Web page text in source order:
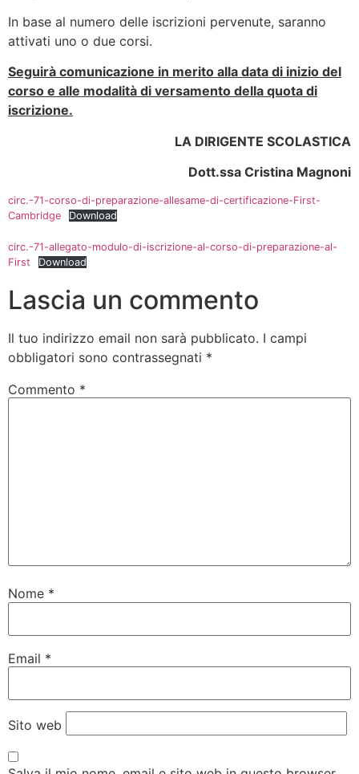
In base al numero delle iscrizioni pervenute, saranno
attivati uno o due corsi.
Seguirà comunicazione in merito alla data di inizio del
corso e alle modalità di versamento della quota di
iscrizione.
LA DIRIGENTE SCOLASTICA
Dott.ssa Cristina Magnoni
circ.-71-corso-di-preparazione-allesame-di-certificazione-First-
Cambridge
Download
circ.-71-allegato-modulo-di-iscrizione-al-corso-di-preparazione-al-
First
Download
Lascia un commento
Il tuo indirizzo email non sarà pubblicato. I campi
obbligatori sono contrassegnati *
Commento *
Nome *
Email *
Sito web